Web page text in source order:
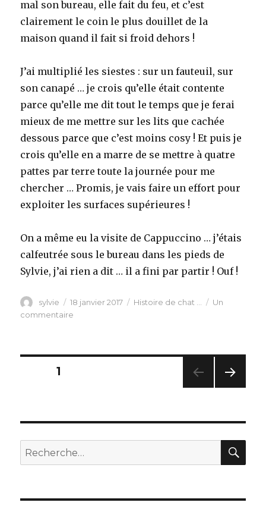
mal son bureau, elle fait du feu, et c’est
clairement le coin le plus douillet de la
maison quand il fait si froid dehors !
J’ai multiplié les siestes : sur un fauteuil, sur
son canapé … je crois qu’elle était contente
parce qu’elle me dit tout le temps que je ferai
mieux de me mettre sur les lits que cachée
dessous parce que c’est moins cosy ! Et puis je
crois qu’elle en a marre de se mettre à quatre
pattes par terre toute la journée pour me
chercher … Promis, je vais faire un effort pour
exploiter les surfaces supérieures !
On a même eu la visite de Cappuccino … j’étais
calfeutrée sous le bureau dans les pieds de
Sylvie, j’ai rien a dit … il a fini par partir ! Ouf !
Auteur
sylvie
Publié
le
18 janvier 2017 Catégories
Histoire de chat ...
Un
commentaire
Pagination
publications
PAGE1
ANT
E
Recherche
pour